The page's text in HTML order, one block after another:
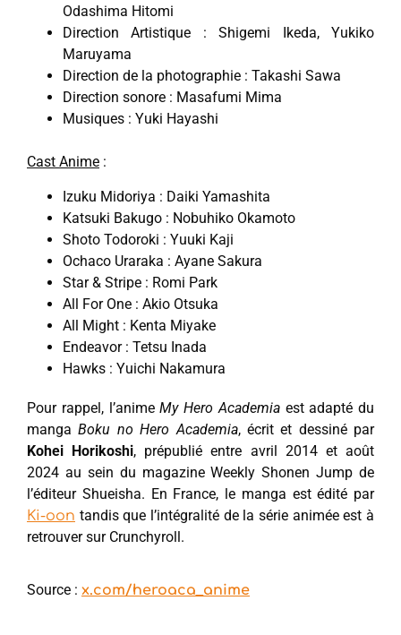
Odashima Hitomi
Direction Artistique : Shigemi Ikeda, Yukiko
Maruyama
Direction de la photographie : Takashi Sawa
Direction sonore : Masafumi Mima
Musiques : Yuki Hayashi
Cast Anime :
Izuku Midoriya : Daiki Yamashita
Katsuki Bakugo : Nobuhiko Okamoto
Shoto Todoroki : Yuuki Kaji
Ochaco Uraraka : Ayane Sakura
Star & Stripe : Romi Park
All For One : Akio Otsuka
All Might : Kenta Miyake
Endeavor : Tetsu Inada
Hawks : Yuichi Nakamura
Pour rappel, l’animeMy Hero Academiaest adapté du
mangaBoku no Hero Academia, écrit et dessiné par
Kohei Horikoshi, prépublié entre avril 2014 et août
2024 au sein du magazine Weekly Shonen Jump de
l’éditeur Shueisha. En France, le manga est édité par
Ki-oon tandis que l’intégralité de la série animée est à
retrouver sur Crunchyroll.
Source : x.com/heroaca_anime